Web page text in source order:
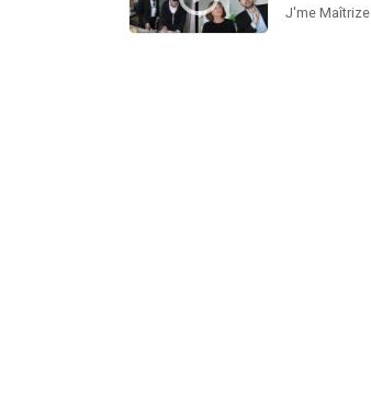
J'me Maîtrize